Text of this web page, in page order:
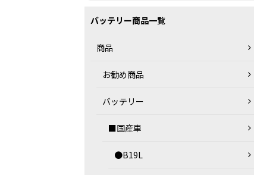
バッテリー商品一覧
商品
お勧め商品
バッテリー
■国産車
●B19L